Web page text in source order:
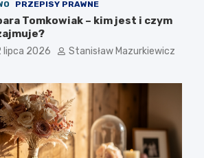
PRZEPISY PRAWNE
Tomkowiak – kim jest i czym
lipca 2026 Stanisław Mazurkiewicz